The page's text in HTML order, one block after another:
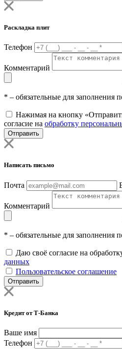
Раскладка плит
Телефон
Комментарий
* – обязательные для заполнения
Нажимая на кнопку
согласие на обработку
Отправить
Написать письмо
Почта
Комментарий
* – обязательные для заполнения
Даю своё согласие на
данных
Пользовательское соглашение
Отправить
Кредит от Т-Банка
Ваше имя
Телефон